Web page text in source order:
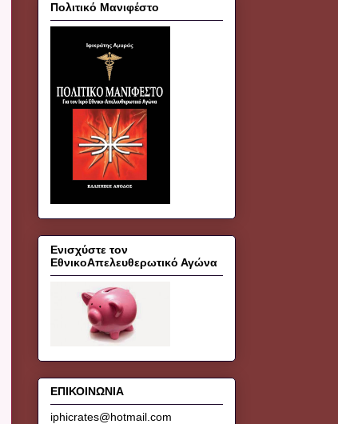
Πολιτικό Μανιφέστο
Ενισχύστε τον
ΕθνικοΑπελευθερωτικό Αγώνα
ΕΠΙΚΟΙΝΩΝΙΑ
iphicrates@hotmail.com